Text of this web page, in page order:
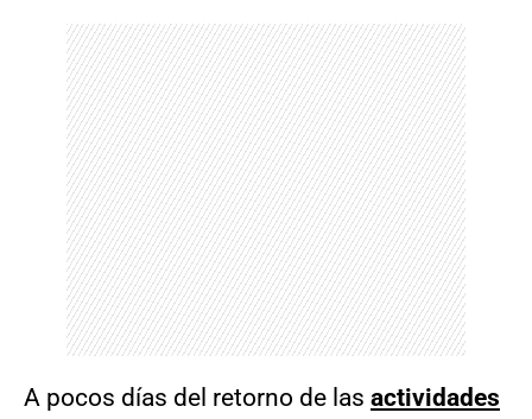
A pocos días del retorno de las actividades